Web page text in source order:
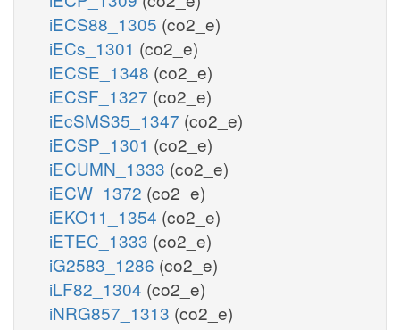
iECS88_1305 (co2_e)
iECs_1301 (co2_e)
iECSE_1348 (co2_e)
iECSF_1327 (co2_e)
iEcSMS35_1347 (co2_e)
iECSP_1301 (co2_e)
iECUMN_1333 (co2_e)
iECW_1372 (co2_e)
iEKO11_1354 (co2_e)
iETEC_1333 (co2_e)
iG2583_1286 (co2_e)
iLF82_1304 (co2_e)
iNRG857_1313 (co2_e)